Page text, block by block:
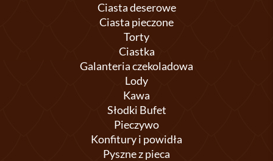
Ciasta deserowe
Ciasta pieczone
Torty
Ciastka
Galanteria czekoladowa
Lody
Kawa
Słodki Bufet
Pieczywo
Konfitury i powidła
Pyszne z pieca